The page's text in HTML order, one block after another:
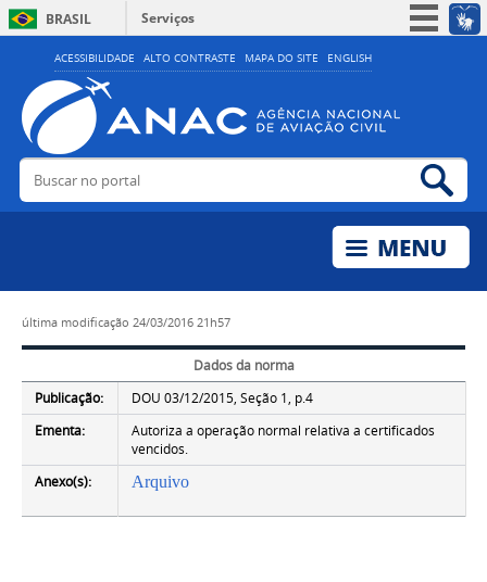
ACESSIBILIDADE ALTO CONTRASTE MAPA DO SITE ENGLISH
BRASIL
Serviços
Simplifique!
Acesso à informação
Legislação
Buscar no portal
última modificação 24/03/2016 21h57
Dados da norma
Publicação:
DOU 03/12/2015, Seção 1, p.4
Ementa:
Autoriza a operação normal relativa a certificados
vencidos.
Anexo(s):
Arquivo